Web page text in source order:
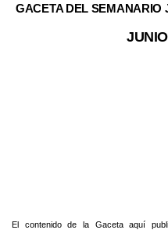
GACETA DEL SEMANARIO
El contenido de la Gaceta aquí